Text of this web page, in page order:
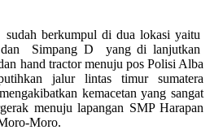
berkumpul di dua lokasi yaitu
Simpang D yang di lanjutkan
hand tractor menuju pos Polisi Alba
jalur lintas timur sumatera
kemacetan yang sangat
menuju lapangan SMP Harapan
Moro.